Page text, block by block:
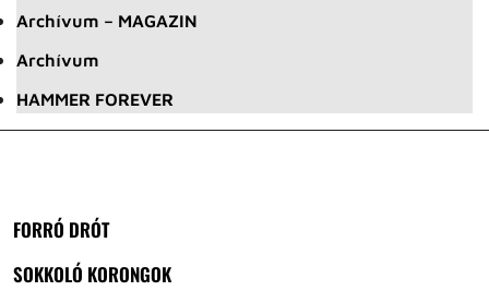
Archívum – MAGAZIN
Archívum
HAMMER FOREVER
FORRÓ DRÓT
SOKKOLÓ KORONGOK